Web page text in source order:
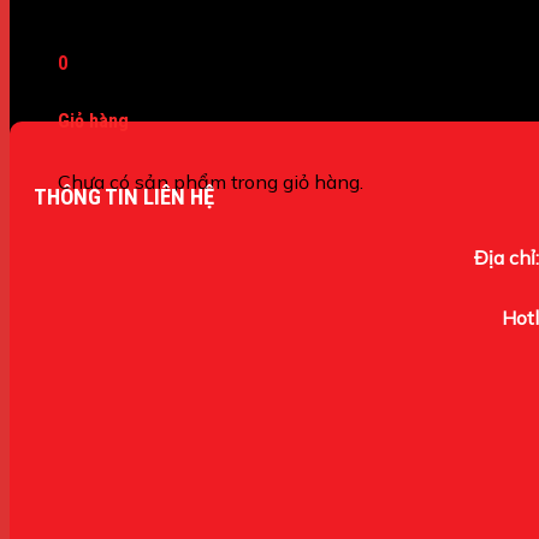
0
Giỏ hàng
Chưa có sản phẩm trong giỏ hàng.
THÔNG TIN LIÊN HỆ
Địa chỉ: